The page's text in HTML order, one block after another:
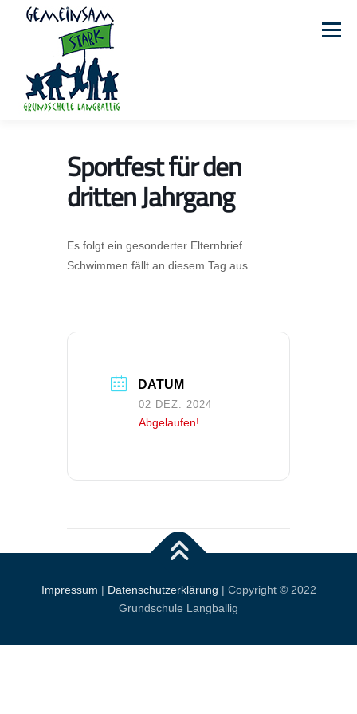
Menü
PROJEKTE UNSER TEAM FOTOGALERIE
KONTAKT OGATA
Sportfest für den
dritten Jahrgang
Es folgt ein gesonderter Elternbrief.
Schwimmen fällt an diesem Tag aus.
DATUM
02 DEZ. 2024
Abgelaufen!
Impressum | Datenschutzerklärung | Copyright © 2022
Grundschule Langballig